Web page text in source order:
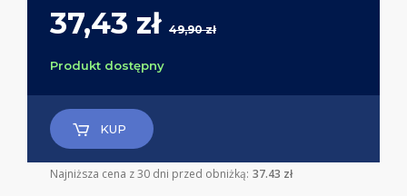
37,43 zł 49,90 zł
Produkt dostępny
KUP
Najniższa cena z 30 dni przed obniżką: 37.43 zł